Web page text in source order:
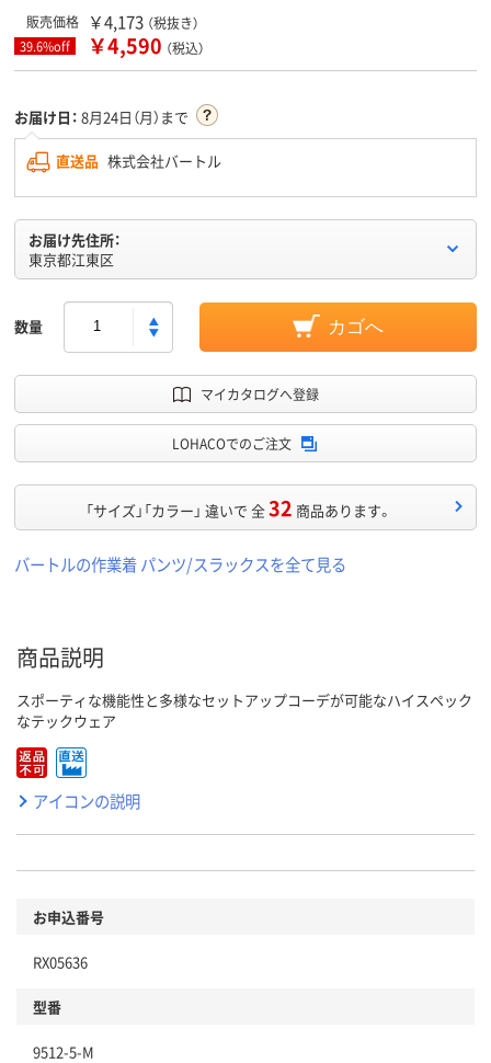
販売価格 ￥4,173 （税抜き）
39.6%off ￥4,590 （税込）
お届け日： 8月24日（月）まで
直送品 株式会社バートル
お届け先住所：
東京都江東区
数量 カゴへ
マイカタログへ登録
LOHACOでのご注文
「サイズ」「カラー」 違いで 全32 商品あります。
バートルの作業着 パンツ/スラックスを全て見る
商品説明
スポーティな機能性と多様なセットアップコーデが可能なハイスペック
なテックウェア
アイコンの説明
お申込番号
RX05636
型番
9512-5-M